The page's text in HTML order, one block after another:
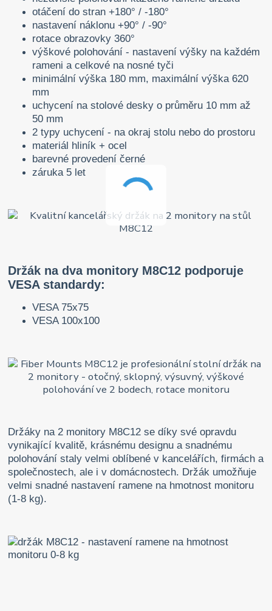
otáčení do stran +180° / -180°
nastavení náklonu +90° / -90°
rotace obrazovky 360°
výškové polohování - nastavení výšky na každém
rameni a celkové na nosné tyči
minimální výška 180 mm, maximální výška 620
mm
uchycení na stolové desky o průměru 10 mm až
50 mm
2 typy uchycení - na okraj stolu nebo do prostoru
materiál hliník + ocel
barevné provedení černé
záruka 5 let
Držák na dva monitory M8C12 podporuje
VESA standardy:
VESA 75x75
VESA 100x100
Držáky na 2 monitory M8C12 se díky své opravdu
vynikající kvalitě, krásnému designu a snadnému
polohování staly velmi oblíbené v kancelářích, firmách a
společnostech, ale i v domácnostech. Držák umožňuje
velmi snadné nastavení ramene na hmotnost monitoru
(1-8 kg).